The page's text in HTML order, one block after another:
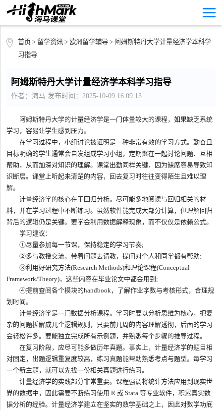
首页 > 留学资讯> 欧洲留学辅导> 阿姆斯特丹大学计量经济学本科学
习指导
阿姆斯特丹大学计量经济学本科学习指导
作者：海马 发布时间：2025-10-09 16:09:13
阿姆斯特丹大学的计量经济学是一门体量较大的课程，如果缺乏系统
学习，容易让学生感到压力。
在学习过程中，小组讨论被证明是一种非常有效的学习方式。勤奋且
目标明确的学生通常会自发组成学习小组，定期聚在一起讨论问题、互相
帮助，从而加深对知识的理解。课堂出勤同样关键，因为缺席容易导致知
识断层。课堂上听起来清楚的内容，回去复习时往往变得陌生且难以理
解。
计量经济学的核心在于回归分析。尽可能多地阅读与回归相关的材
料，并在学习过程中不断练习。虽然软件能完成大部分计算，但理解回归
背后的逻辑仍是关键。要学会利用数据解释现象，而不仅仅是依赖公式。
学习建议：
①尽量参加每一节课，保持稳定的学习节奏;
②多与教授交流，带着问题去请教，提问对个人和同学都有帮助;
③利用好研究方法(Research Methods)和理论课程(Conceptual
Framework/Theory)，这些内容在毕业论文中都会用到;
④提前查阅各个模块的handbook，了解作业字数与考核形式，合理规
划时间。
计量经济学是一门数据分析课程。学习时要以分析思维为核心，把复
杂的问题拆解成几个逻辑规则，只要前几周的内容理解透彻，后面的学习
会轻松许多。要能独立完成所有示例题，并熟悉每个步骤的推导过程。
在复习阶段，应尽可能多做历年真题。事实上，计量经济学的题目相
对固定，出题逻辑重复度较高，练习真题能帮助熟悉考点与题型。每学习
一个新主题，就可以先找一份相关真题进行练习。
计量经济学的实践部分非常重要。课程强调将统计方法应用到现实世
界的数据中，因此需要不断练习使用 R 或 Stata 等专业软件，积累真实数
据分析的经验。计量经济学建立在坚实的数学基础之上，因此对数学功底